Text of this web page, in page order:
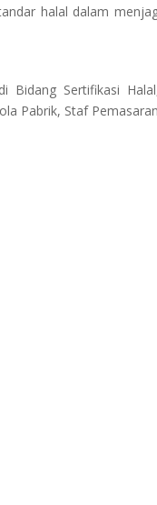
halal dalam
Bidang Sertifikasi
Pabrik, Staf